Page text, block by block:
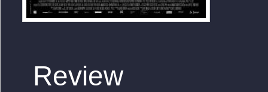
Review